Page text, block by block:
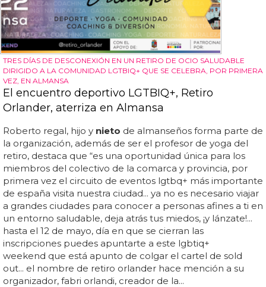
TRES DÍAS DE DESCONEXIÓN EN UN RETIRO DE OCIO SALUDABLE
DIRIGIDO A LA COMUNIDAD LGTBIQ+ QUE SE CELEBRA, POR PRIMERA
VEZ, EN ALMANSA
El encuentro deportivo LGTBIQ+, Retiro
Orlander, aterriza en Almansa
Roberto regal, hijo y nieto de almanseños forma parte de
la organización, además de ser el profesor de yoga del
retiro, destaca que “es una oportunidad única para los
miembros del colectivo de la comarca y provincia, por
primera vez el circuito de eventos lgtbq+ más importante
de españa visita nuestra ciudad... ya no es necesario viajar
a grandes ciudades para conocer a personas afines a ti en
un entorno saludable, deja atrás tus miedos, ¡y lánzate!...
hasta el 12 de mayo, día en que se cierran las
inscripciones puedes apuntarte a este lgbtiq+
weekend que está apunto de colgar el cartel de sold
out... el nombre de retiro orlander hace mención a su
organizador, fabri orlandi, creador de la...